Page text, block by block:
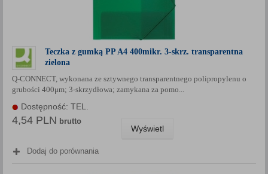
Teczka z gumką PP A4 400mikr. 3-skrz. transparentna
zielona
Q-CONNECT, wykonana ze sztywnego transparentnego polipropylenu o
grubości 400μm; 3-skrzydłowa; zamykana za pomo...
Dostępność: TEL.
4,54 PLN brutto
Wyświetl
Dodaj do porównania